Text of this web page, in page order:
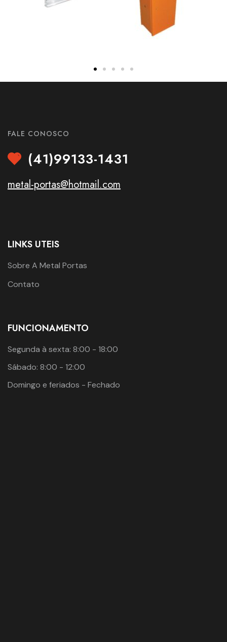
FALE CONOSCO
(41)99133-1431
metal-portas@hotmail.com
LINKS UTEIS
Sobre A Metal Portas
Contato
FUNCIONAMENTO
Segunda à sexta: 8:00 - 18:00
Sábado: 8:00 - 12:00
Domingo e feriados - Fechado